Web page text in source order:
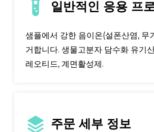
일반적인 응용 프
샘플에서 강한 음이온(설폰산염, 무
거합니다. 생물고분자 담수화 유기
레오티드, 계면활성제.
주문 세부 정보